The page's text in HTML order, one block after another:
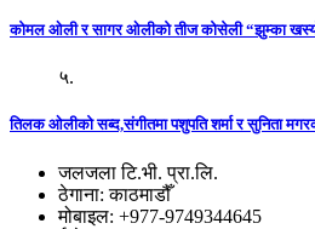
कोमल ओली र सागर ओलीको तीज कोसेली “झुम्का
५.
तिलक ओलीको सब्द,संगीतमा पशुपति शर्मा र सुनिता
जलजला टि.भी. प्रा.लि.
ठेगाना: काठमाडौँ
मोबाइल: +977-9749344645